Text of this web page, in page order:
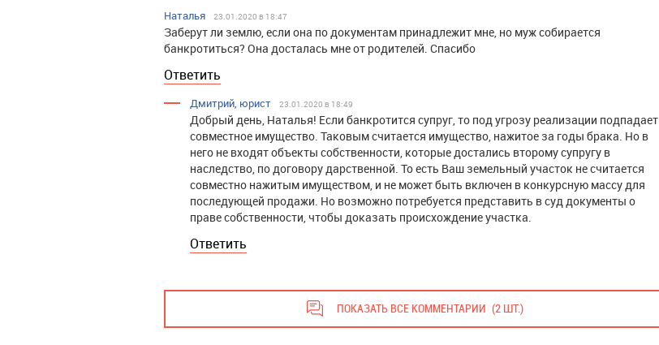
Наталья 23.01.2020 в 18:47
Заберут ли землю, если она по документам принадлежит мне, но муж собирается
банкротиться? Она досталась мне от родителей. Спасибо
Ответить
Дмитрий, юрист 23.01.2020 в 18:49
Добрый день, Наталья! Если банкротится супруг, то под угрозу реализации подпадает
совместное имущество. Таковым считается имущество, нажитое за годы брака. Но в
него не входят объекты собственности, которые достались второму супругу в
наследство, по договору дарственной. То есть Ваш земельный участок не считается
совместно нажитым имуществом, и не может быть включен в конкурсную массу для
последующей продажи. Но возможно потребуется представить в суд документы о
праве собственности, чтобы доказать происхождение участка.
Ответить
ПОКАЗАТЬ ВСЕ КОММЕНТАРИИ (2 ШТ.)